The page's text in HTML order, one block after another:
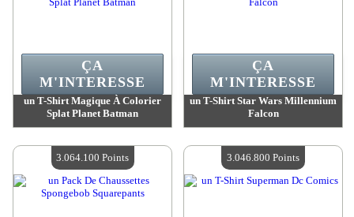
un T-Shirt Magique À Colorier
Splat Planet Batman
Quantité Disponible :4
ÇA
M'INTERESSE
un T-Shirt Star Wars Millennium
Falcon
Quantité Disponible :4
ÇA
M'INTERESSE
3.064.100 Points 3.046.800 Points